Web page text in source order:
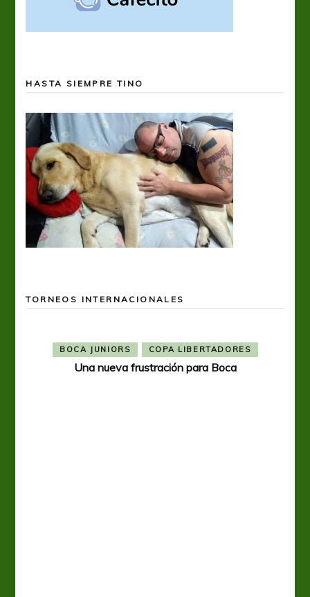
HASTA SIEMPRE TINO
TORNEOS INTERNACIONALES
BOCA JUNIORS COPA LIBERTADORES
Una nueva frustración para Boca